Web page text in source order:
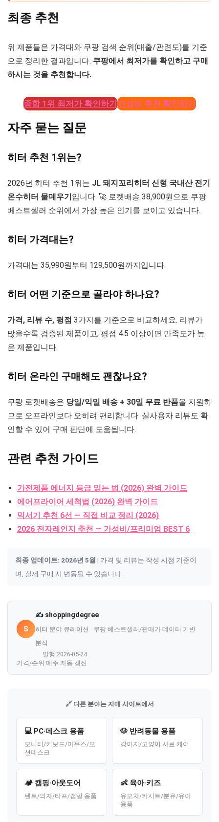
최종 추천
위 제품들은 가격대와 쿠팡 검색 순위(매출/관련도)를 기준
으로 정리한 결과입니다. 쿠팡에서 최저가를 확인하고 구매
하시는 것을 추천합니다.
종합 1위 최저가 확인하기가성비 추천 확인하기
자주 묻는 질문
히터 추천 1위는?
2026년 히터 추천 1위는 JL 돼지꼬리히터 신형 국내산 전기
온수히터 물데우기 입니다. 🚀 로켓배송 38,900원으로 쿠팡
베스트셀러 순위에서 가장 높은 인기를 보이고 있습니다.
히터 가격대는?
가격대는 35,990원부터 129,500원까지입니다.
히터 어떤 기준으로 골라야 하나요?
가격, 리뷰 수, 평점 3가지를 기준으로 비교하세요. 리뷰가
많을수록 검증된 제품이고, 평점 4.5 이상이면 만족도가 높
은 제품입니다.
히터 온라인 구매해도 괜찮나요?
쿠팡 로켓배송은 당일/익일 배송 + 30일 무료 반품을 지원하
므로 오프라인보다 오히려 편리합니다. 실사용자 리뷰도 확
인할 수 있어 구매 판단에 도움됩니다.
관련 추천 가이드
가전제품 에너지 등급 읽는 법 (2026) 완벽 가이드
에어프라이어 세척법 (2026) 완벽 가이드
믹서기 추천 6선 — 직접 비교 정리 (2026)
2026 전자레인지 추천 — 가성비/프리미엄 BEST 6
최종 업데이트: 2026년 5월 | 가격 및 리뷰는 작성 시점 기준이
며, 실제 구매 시 변동될 수 있습니다.
S
✍️ shoppingdegree
히터 분야 큐레이션 · 쿠팡 베스트셀러/판매가 데이터 기반
분석
발행 2026-05-24
가격/순위 매주 자동 갱신
🔗 다른 분야는 자매 사이트에서
💻 PC·데스크 용품
모니터/키보드/마우스/모
션데스크
🐶 반려동물 용품
강아지/고양이 사료·케어
🏕️ 캠핑·아웃도어
텐트/의자/타프/캠핑 용품
👶 육아·키즈
유모차/카시트/분유/유아
용품